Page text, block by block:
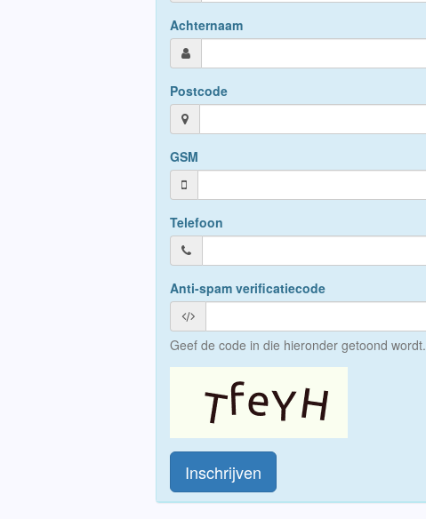
Achternaam
Postcode
GSM
Telefoon
Anti-spam verificatiecode
Geef de code in die hieronder getoond wordt.
Inschrijven